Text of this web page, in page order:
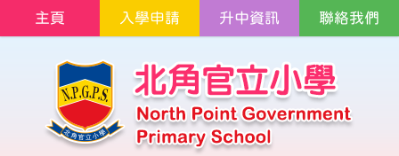
主頁 入學申請 升中資訊 聯絡我們